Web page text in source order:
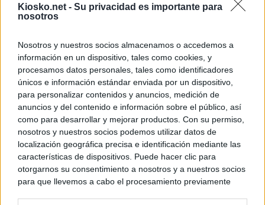
Kiosko.net - Su privacidad es importante para
nosotros
Nosotros y nuestros socios almacenamos o accedemos a
información en un dispositivo, tales como cookies, y
procesamos datos personales, tales como identificadores
únicos e información estándar enviada por un dispositivo,
para personalizar contenidos y anuncios, medición de
anuncios y del contenido e información sobre el público, así
como para desarrollar y mejorar productos. Con su permiso,
nosotros y nuestros socios podemos utilizar datos de
localización geográfica precisa e identificación mediante las
características de dispositivos. Puede hacer clic para
otorgarnos su consentimiento a nosotros y a nuestros socios
para que llevemos a cabo el procesamiento previamente